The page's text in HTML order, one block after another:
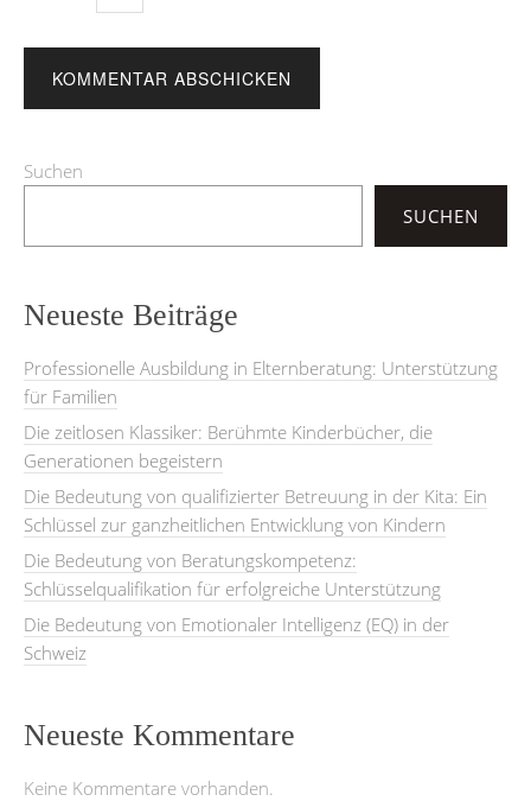
Suchen
SUCHEN
Neueste Beiträge
Professionelle Ausbildung in Elternberatung: Unterstützung
für Familien
Die zeitlosen Klassiker: Berühmte Kinderbücher, die
Generationen begeistern
Die Bedeutung von qualifizierter Betreuung in der Kita: Ein
Schlüssel zur ganzheitlichen Entwicklung von Kindern
Die Bedeutung von Beratungskompetenz:
Schlüsselqualifikation für erfolgreiche Unterstützung
Die Bedeutung von Emotionaler Intelligenz (EQ) in der
Schweiz
Neueste Kommentare
Keine Kommentare vorhanden.